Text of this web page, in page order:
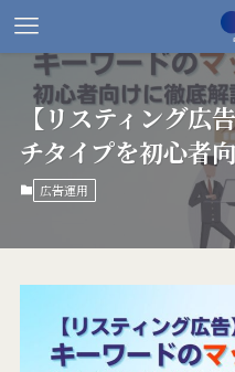
【リスティング広
チタイプを初心者
広告運用